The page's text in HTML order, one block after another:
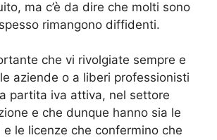
ma c’è da dire che molti sono
rimangono diffidenti.
che vi rivolgiate sempre e
aziende o a liberi professionisti
partita iva attiva, nel settore
e che dunque hanno sia le
e le licenze che confermino che